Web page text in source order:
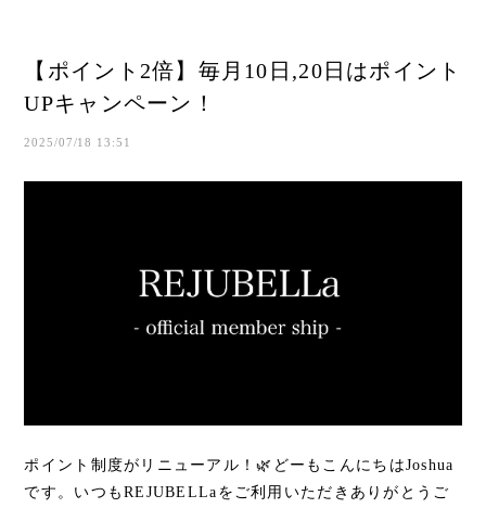
【ポイント2倍】毎月10日,20日はポイント
UPキャンペーン！
2025/07/18 13:51
ポイント制度がリニューアル！🌿どーもこんにちはJoshua
です。いつもREJUBELLaをご利用いただきありがとうご